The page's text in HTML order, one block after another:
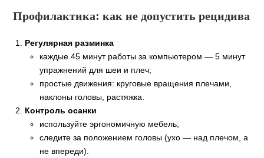
Профилактика: как не допустить рецидива
Регулярная разминка
каждые 45 минут работы за компьютером — 5 минут
упражнений для шеи и плеч;
простые движения: круговые вращения плечами,
наклоны головы, растяжка.
Контроль осанки
используйте эргономичную мебель;
следите за положением головы (ухо — над плечом, а
не впереди).